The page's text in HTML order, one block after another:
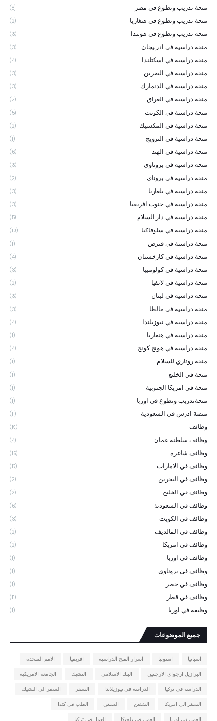
منحة تدريب وتطوع في مصر (8)
منحة تدريب وتطوع في هنغاريا (2)
منحة تدريب وتطوع في هولتدا (3)
منحة دراسية في اذربيجان (3)
منحة دراسية في اسكتلندا (4)
منحة دراسية في البحرين (3)
منحة دراسية في الدنمارك (3)
منحة دراسية في العراق (2)
منحة دراسية في الكويت (5)
منحة دراسية في المكسيك (2)
منحة دراسية في النرويج (1)
منحة دراسية في الهند (6)
منحة دراسية في بروناوي (3)
منحة دراسية في بروناي (2)
منحة دراسية في بلغاريا (3)
منحة دراسية في جنوب افريقيا (3)
منحة دراسية في دار السلام (5)
منحة دراسية في سلوفاكيا (10)
منحة دراسية في قبرص (1)
منحة دراسية في كازخستان (4)
منحة دراسية في كولومبيا (3)
منحة دراسية في لاتفيا (2)
منحة دراسية في لبنان (3)
منحة دراسية في مالطا (3)
منحة دراسية في نيوزيلندا (4)
منحة دراسية في هنغاريا (1)
منحة دراسية في هونج كونج (4)
منحة روتاري للسلام (1)
منحة في الخليج (1)
منحة في امريكا الجنوبية (1)
منحةتدريب وتطوع في اوربا (1)
منصة ادرس في السعودية (11)
وظائف (19)
وظائف سلطنه عمان (4)
وظائف شاغرة (15)
وظائف في الامارات (17)
وظائف في البحرين (2)
وظائف في الخليج (2)
وظائف في السعودية (6)
وظائف في الكويت (3)
وظائف في المالديف (2)
وظائف في امريكا (2)
وظائف في اوربا (1)
وظائف في بروناوي (1)
وظائف في خطر (1)
وظائف في قطر (11)
وظيفة في اوربا (1)
جميع الموضوعات
اسبانيا استونيا اسرار المنح الدراسية افريقيا
الامم المتحدة
البرازيل ارجواي الارجنتين
البنك الاسلامي التشيك
الجامعة الامريكية
الدراسة في تركيا
الدراسة في نيوزيلاندا السفر
السفر الى التشيك
السفر الى امريكا
الشتغن الشنغن
الطب في كندا
العمل في اوربا
العمل في بلجيكا العمل في تركيا